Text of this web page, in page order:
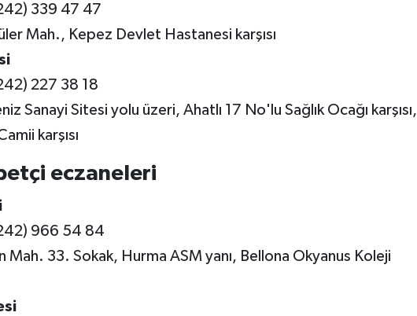
339 47 47
Mah., Kepez Devlet Hastanesi karşısı
227 38 18
Sanayi Sitesi yolu üzeri, Ahatlı 17 No'lu Sağlık Ocağı karşısı,
karşısı
eczaneleri
966 54 84
Mah. 33. Sokak, Hurma ASM yanı, Bellona Okyanus Koleji